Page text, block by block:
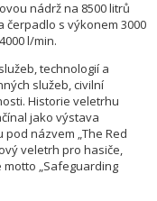
nádrž na 8500 litrů
čerpadlo s výkonem 3000
l/min.
technologií a
služeb, civilní
Historie veletrhu
jako výstava
názvem „The Red
veletrh pro hasiče,
„Safeguarding